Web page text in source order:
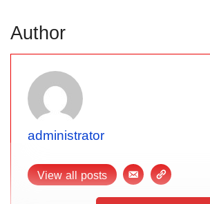
Author
administrator
View all posts